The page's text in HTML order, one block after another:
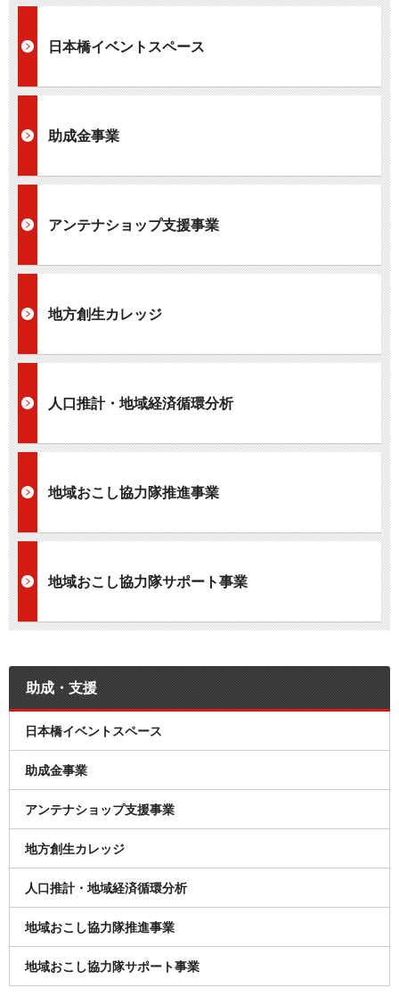
日本橋イベントスペース
助成金事業
アンテナショップ支援事業
地方創生カレッジ
人口推計・地域経済循環分析
地域おこし協力隊推進事業
地域おこし協力隊サポート事業
助成・支援
日本橋イベントスペース
助成金事業
アンテナショップ支援事業
地方創生カレッジ
人口推計・地域経済循環分析
地域おこし協力隊推進事業
地域おこし協力隊サポート事業